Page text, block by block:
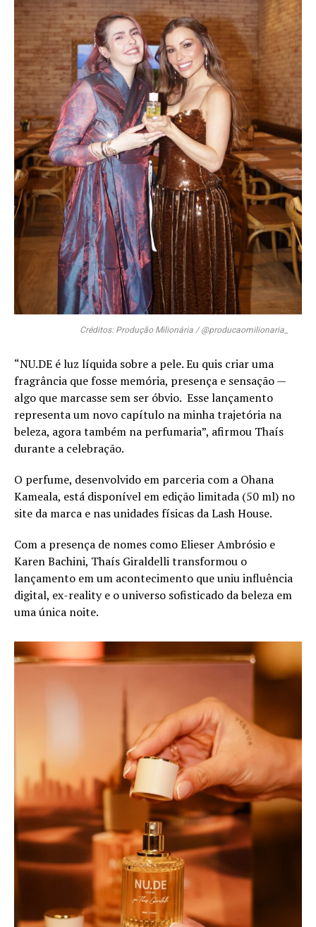
Créditos: Produção Milionária / @producaomilionaria_
“NU.DE é luz líquida sobre a pele. Eu quis criar uma
fragrância que fosse memória, presença e sensação —
algo que marcasse sem ser óbvio. Esse lançamento
representa um novo capítulo na minha trajetória na
beleza, agora também na perfumaria”, afirmou Thaís
durante a celebração.
O perfume, desenvolvido em parceria com a Ohana
Kameala, está disponível em edição limitada (50 ml) no
site da marca e nas unidades físicas da Lash House.
Com a presença de nomes como Elieser Ambrósio e
Karen Bachini, Thaís Giraldelli transformou o
lançamento em um acontecimento que uniu influência
digital, ex-reality e o universo sofisticado da beleza em
uma única noite.